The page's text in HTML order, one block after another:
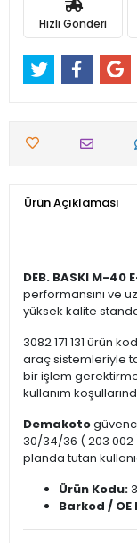
Hızlı Gönderi
Ürün Açıklaması
DEB. BASKI M-40
performansını ve
yüksek kalite
3082 171 131 ürün
araç sistemleriyle
bir işlem
kullanım
Demakoto
30/34/36 ( 203
planda tutan
Ürün Kodu:
Barkod / OE